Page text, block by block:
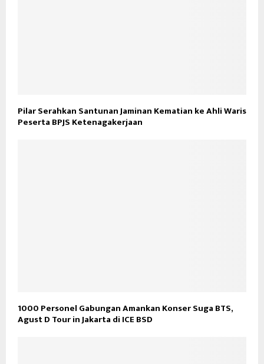
Pilar Serahkan Santunan Jaminan Kematian ke Ahli Waris
Peserta BPJS Ketenagakerjaan
1000 Personel Gabungan Amankan Konser Suga BTS,
Agust D Tour in Jakarta di ICE BSD